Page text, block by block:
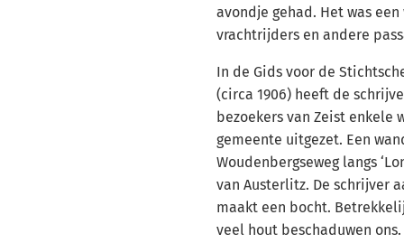
avondje gehad. Het was
vrachtrijders en andere
In de Gids voor de
(circa 1906) heeft de
bezoekers van Zeist enkele
gemeente uitgezet. Een
Woudenbergseweg langs
van Austerlitz. De schrijver
maakt een bocht.
veel hout beschaduwen